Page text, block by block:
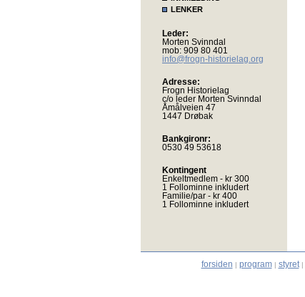
LENKER
Leder:
Morten Svinndal
mob: 909 80 401
info@frogn-historielag.org
Adresse:
Frogn Historielag
c/o leder Morten Svinndal
Åmålveien 47
1447 Drøbak
Bankgironr:
0530 49 53618
Kontingent
Enkeltmedlem - kr 300
1 Follominne inkludert
Familie/par - kr 400
1 Follominne inkludert
forsiden | program| styret|